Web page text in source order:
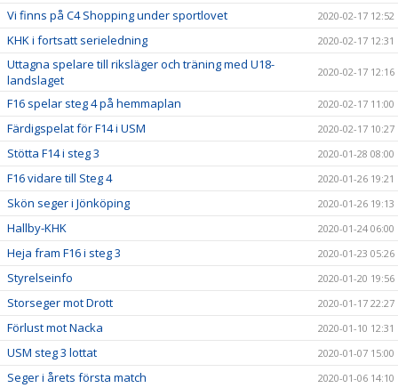
Vi finns på C4 Shopping under sportlovet 2020-02-17 12:52
KHK i fortsatt serieledning 2020-02-17 12:31
Uttagna spelare till riksläger och träning med U18-
landslaget
2020-02-17 12:16
F16 spelar steg 4 på hemmaplan 2020-02-17 11:00
Färdigspelat för F14 i USM 2020-02-17 10:27
Stötta F14 i steg 3 2020-01-28 08:00
F16 vidare till Steg 4 2020-01-26 19:21
Skön seger i Jönköping 2020-01-26 19:13
Hallby-KHK 2020-01-24 06:00
Heja fram F16 i steg 3 2020-01-23 05:26
Styrelseinfo 2020-01-20 19:56
Storseger mot Drott 2020-01-17 22:27
Förlust mot Nacka 2020-01-10 12:31
USM steg 3 lottat 2020-01-07 15:00
Seger i årets första match 2020-01-06 14:10